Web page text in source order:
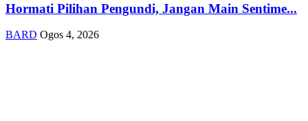
Hormati Pilihan Pengundi, Jangan Main Sentime...
BARD Ogos 4, 2026